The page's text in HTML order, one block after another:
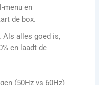
menu en
de box.
Als alles goed is,
en laadt de
(50Hz vs 60Hz)